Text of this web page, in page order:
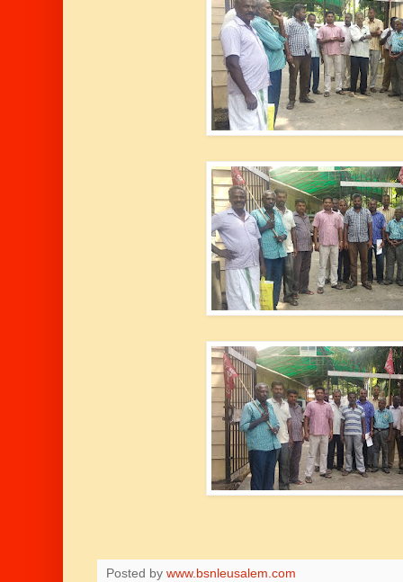
Posted by www.bsnleusalem.com